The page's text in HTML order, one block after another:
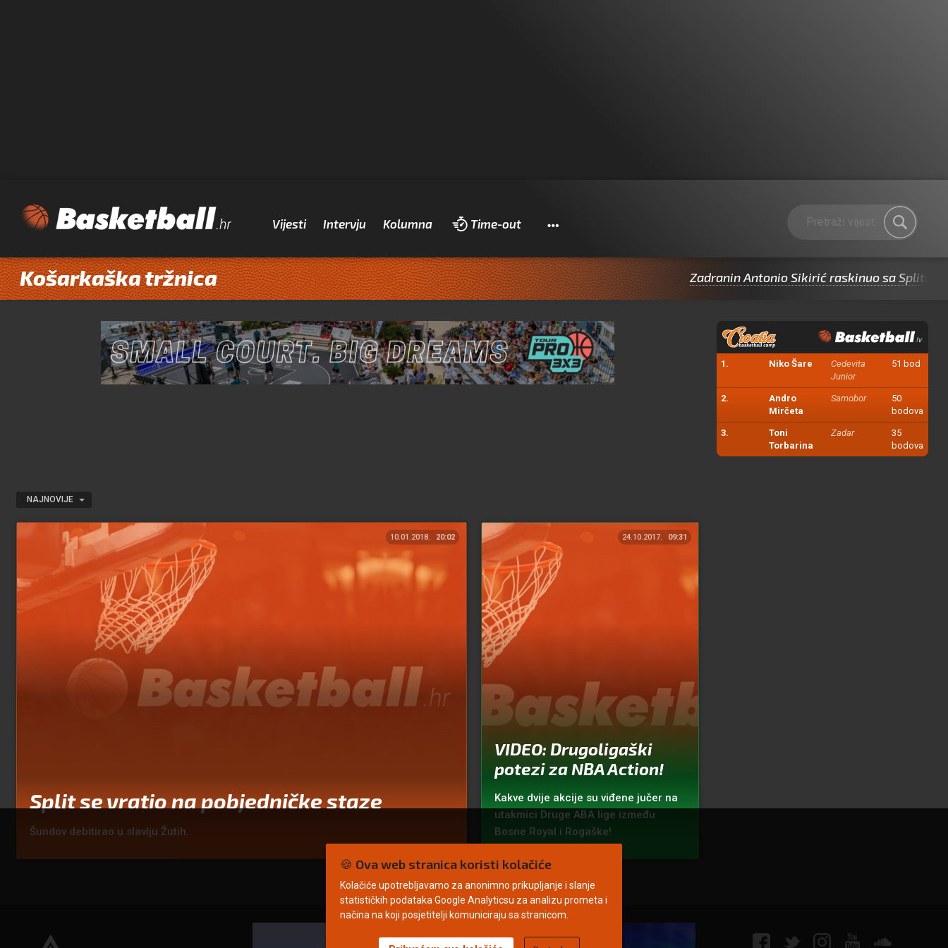
Vijesti Intervju Kolumna Time-out Pretraži
Košarkaška tržnica Zadranin Antonio Sikirić raskinuo sa Splitom pa
1. Niko Šare
Cedevita
Junior
51 bod
2.
Andro
Mirčeta
Samobor
50
bodova
3.
Toni
Torbarina
Zadar
35
bodova
NAJNOVIJE
10.01.2018. 20:02
Split se vratio na pobjedničke staze
Šundov debitirao u slavlju Žutih.
24.10.2017. 09:31
VIDEO: Drugoligaški
potezi za NBA Action!
Kakve dvije akcije su viđene jučer na
utakmici Druge ABA lige između
Bosne Royal i Rogaške!
🍪 Ova web stranica koristi kolačiće
Kolačiće upotrebljavamo za anonimno prikupljanje i slanje
statističkih podataka Google Analyticsu za analizu prometa i
načina na koji posjetitelji komuniciraju sa stranicom.